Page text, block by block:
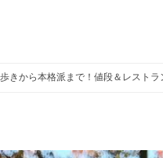
きから本格派まで！値段＆レストラ